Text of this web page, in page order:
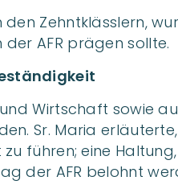
Zehntklässlern,
AFR prägen sollte.
Wirtschaft sowie
Sr. Maria
führen; eine
der AFR belohnt